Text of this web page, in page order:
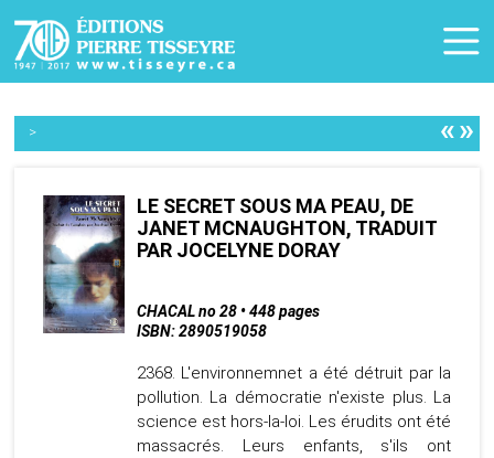
> «»
LE SECRET SOUS MA PEAU, DE
JANET MCNAUGHTON, TRADUIT
PAR JOCELYNE DORAY
CHACAL no 28 • 448 pages
ISBN: 2890519058
2368. L'environnemnet a été détruit par la
pollution. La démocratie n'existe plus. La
science est hors-la-loi. Les érudits ont été
massacrés. Leurs enfants, s'ils ont